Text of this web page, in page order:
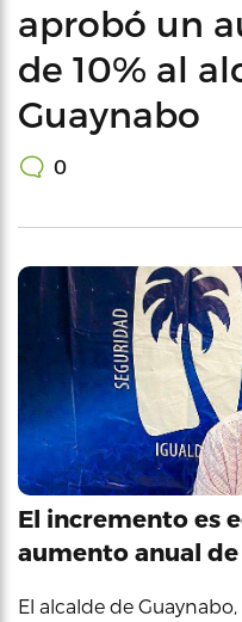
aprobó un
de 10% al
Guaynabo
0
El incremento es
aumento anual
El alcalde de